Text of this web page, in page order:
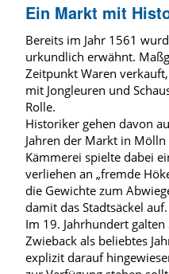
Ein Markt mit
Bereits im Jahr 1561
urkundlich erwähnt.
Zeitpunkt Waren
mit Jongleuren und
Rolle.
Historiker gehen davon
Jahren der Markt in
Kämmerei spielte dabei
verliehen an „fremde
die Gewichte zum
damit das Stadtsäckel auf.
Im 19. Jahrhundert
Zwieback als beliebtes
explizit darauf